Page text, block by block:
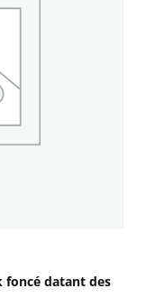
foncé datant des